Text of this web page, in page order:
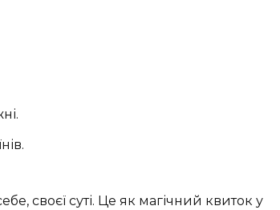
своєї суті. Це як магічний квиток у